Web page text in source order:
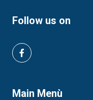
Follow us on
Main Menù